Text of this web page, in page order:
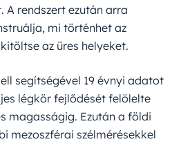
A rendszert ezután arra
mi történhet az
az üres helyeket.
segítségével 19 évnyi adatot
légkör fejlődését felölelte
magasságig. Ezután a földi
mezoszférai szélmérésekkel